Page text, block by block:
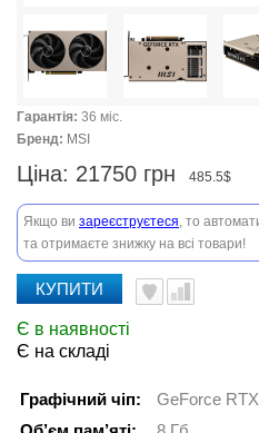
Гарантія: 36 міс.
Бренд: MSI
Ціна: 21750 грн 485.5$
Якщо ви зареєструєтеся, то
та отримаєте знижку на всі товари!
КУПИТИ
Є в наявності
Є на складі
Графічний чіп:
GeForce